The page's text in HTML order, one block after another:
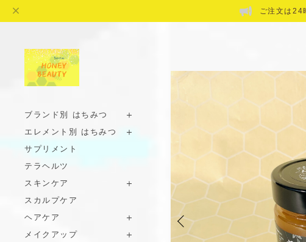
ご注文は24
ブランド別 はちみつ
エレメント別 はちみつ
サプリメント
テラヘルツ
スキンケア
スカルプケア
ヘアケア
メイクアップ